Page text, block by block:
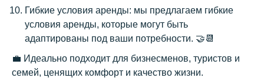
Гибкие условия аренды: мы предлагаем гибкие
условия аренды, которые могут быть
адаптированы под ваши потребности. 🤝📆
💼 Идеально подходит для бизнесменов, туристов и
семей, ценящих комфорт и качество жизни.
Нажимая кнопку «Заказать звонок»,
вы соглашаетесь с условиями
политики конфиденциальности